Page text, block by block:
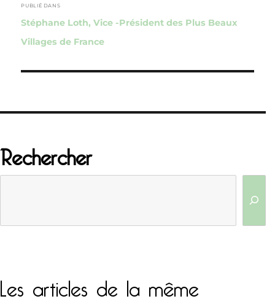
de
l’article
PUBLIÉ DANS
Stéphane Loth, Vice -Président des Plus Beaux
Villages de France
Rechercher
Les articles de la même